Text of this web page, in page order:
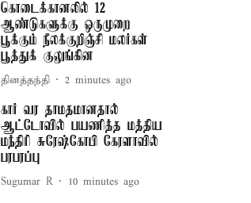
கொடைக்கானலில் 12
ஆண்டுகளுக்கு ஒருமுறை
பூக்கும் நீலக்குறிஞ்சி மலர்கள்
பூத்துக் குலுங்கின
தினத்தந்தி 2 minutes ago
கார் வர தாமதமானதால்
ஆட்டோவில் பயணித்த மத்திய
மந்திரி சுரேஷ்கோபி கேரளாவில்
பரபரப்பு
Sugumar R 10 minutes ago